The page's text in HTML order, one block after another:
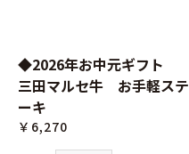
◆2026年お中元ギフト
三田マルセ牛 お手軽ステ
ーキ
￥6,270